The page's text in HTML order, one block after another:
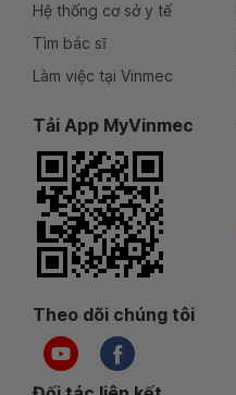
Hệ thống cơ sở y tế
Tìm bác sĩ
Làm việc tại Vinmec
Tải App MyVinmec
Theo dõi chúng tôi